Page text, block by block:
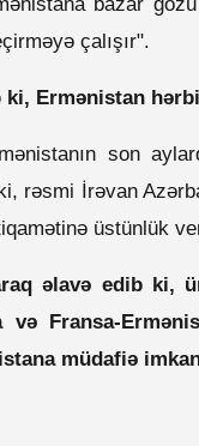
çalışır".
ki, Ermənistan
son
rəsmi İrəvan
üstünlük
əlavə edib ki,
və Fransa-
müdafiə